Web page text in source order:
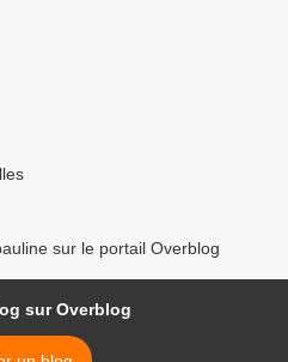
sur le portail Overblog
sur Overblog